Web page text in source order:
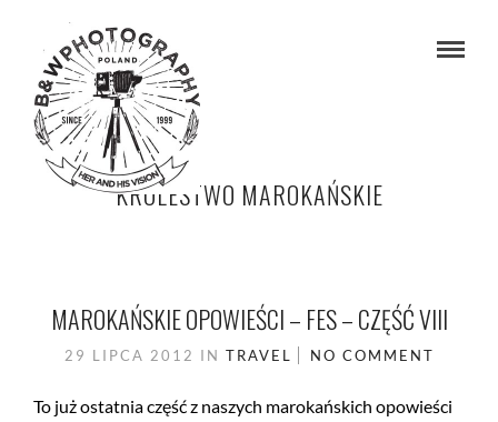
KRÓLESTWO MAROKAŃSKIE
MAROKAŃSKIE OPOWIEŚCI – FES – CZĘŚĆ VIII
29 LIPCA 2012 IN TRAVEL NO COMMENT
To już ostatnia część z naszych marokańskich opowieści